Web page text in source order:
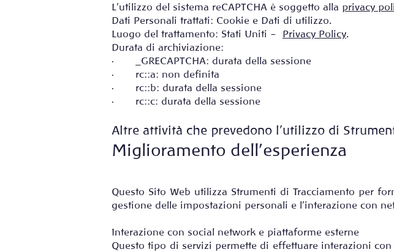
L'utilizzo del sistema reCAPTCHA è soggetto alla privacy
Dati Personali trattati: Cookie e Dati di utilizzo.
Luogo del trattamento: Stati Uniti – Privacy Policy.
Durata di archiviazione:
· _GRECAPTCHA: durata della sessione
· rc::a: non definita
· rc::b: durata della sessione
· rc::c: durata della sessione
Altre attività che prevedono l’utilizzo di
Miglioramento dell’esperienza
Questo Sito Web utilizza Strumenti di Tracciamento per
gestione delle impostazioni personali e l'interazione con
Interazione con social network e piattaforme esterne
Questo tipo di servizi permette di effettuare interazioni